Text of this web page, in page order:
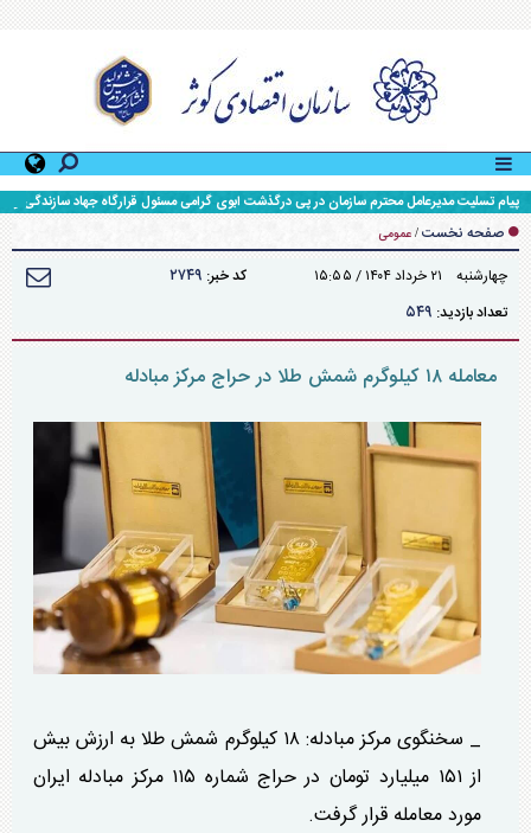
پیام تسلیت مدیرعامل محترم سازمان در پی درگذشت ابوی گرامی مسئول قرارگاه جهاد سازندگی و
محرومیت زدایی سپاه حضرت ولی عصر (عج) خوزستان
صفحه نخست / عمومی
چهارشنبه ۲۱ خرداد ۱۴۰۴ / ۱۵:۵۵ کد خبر: ۲۷۴۹
تعداد بازدید: ۵۴۹
معامله ۱۸ کیلوگرم شمش طلا در حراج مرکز مبادله
_ سخنگوی مرکز مبادله: ۱۸ کیلوگرم شمش طلا به ارزش بیش
از ۱۵۱ میلیارد تومان در حراج شماره ۱۱۵ مرکز مبادله ایران
مورد معامله قرار گرفت.